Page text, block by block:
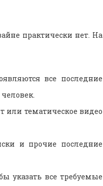
практически нет. На
все последние
тематическое видео
и прочие последние
указать все требуемые